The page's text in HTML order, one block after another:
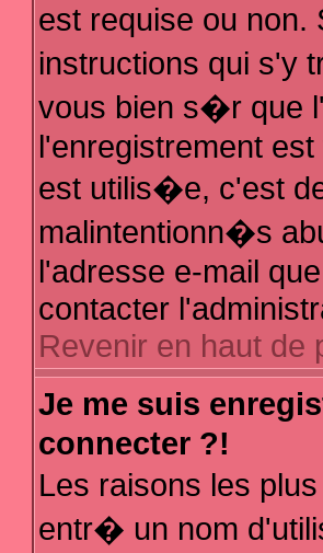
est requise ou
instructions qui s'y
vous bien s�r que
l'enregistrement
est utilis�e, c'est
malintentionn�s
l'adresse e-mail
contacter
Revenir en haut de
Je me suis
connecter ?!
Les raisons les
entr� un nom